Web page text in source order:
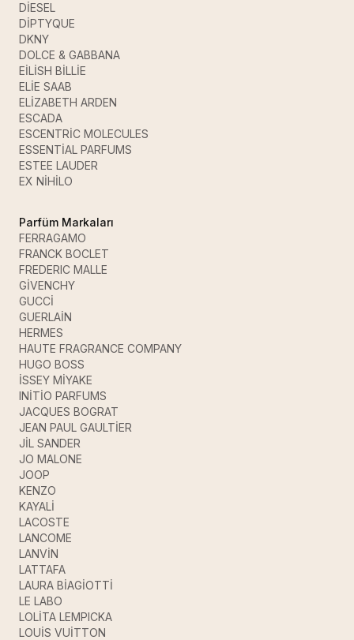
DİESEL
DİPTYQUE
DKNY
DOLCE & GABBANA
EİLİSH BİLLİE
ELİE SAAB
ELİZABETH ARDEN
ESCADA
ESCENTRİC MOLECULES
ESSENTİAL PARFUMS
ESTEE LAUDER
EX NİHİLO
Parfüm Markaları
FERRAGAMO
FRANCK BOCLET
FREDERIC MALLE
GİVENCHY
GUCCİ
GUERLAİN
HERMES
HAUTE FRAGRANCE COMPANY
HUGO BOSS
İSSEY MİYAKE
INİTİO PARFUMS
JACQUES BOGRAT
JEAN PAUL GAULTİER
JİL SANDER
JO MALONE
JOOP
KENZO
KAYALİ
LACOSTE
LANCOME
LANVİN
LATTAFA
LAURA BİAGİOTTİ
LE LABO
LOLİTA LEMPICKA
LOUİS VUİTTON